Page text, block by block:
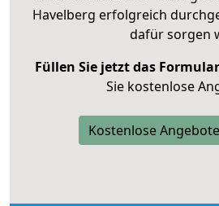
Havelberg erfolgreich
dafür sorgen
Füllen Sie jetzt das
Sie kostenlose
Kostenlose